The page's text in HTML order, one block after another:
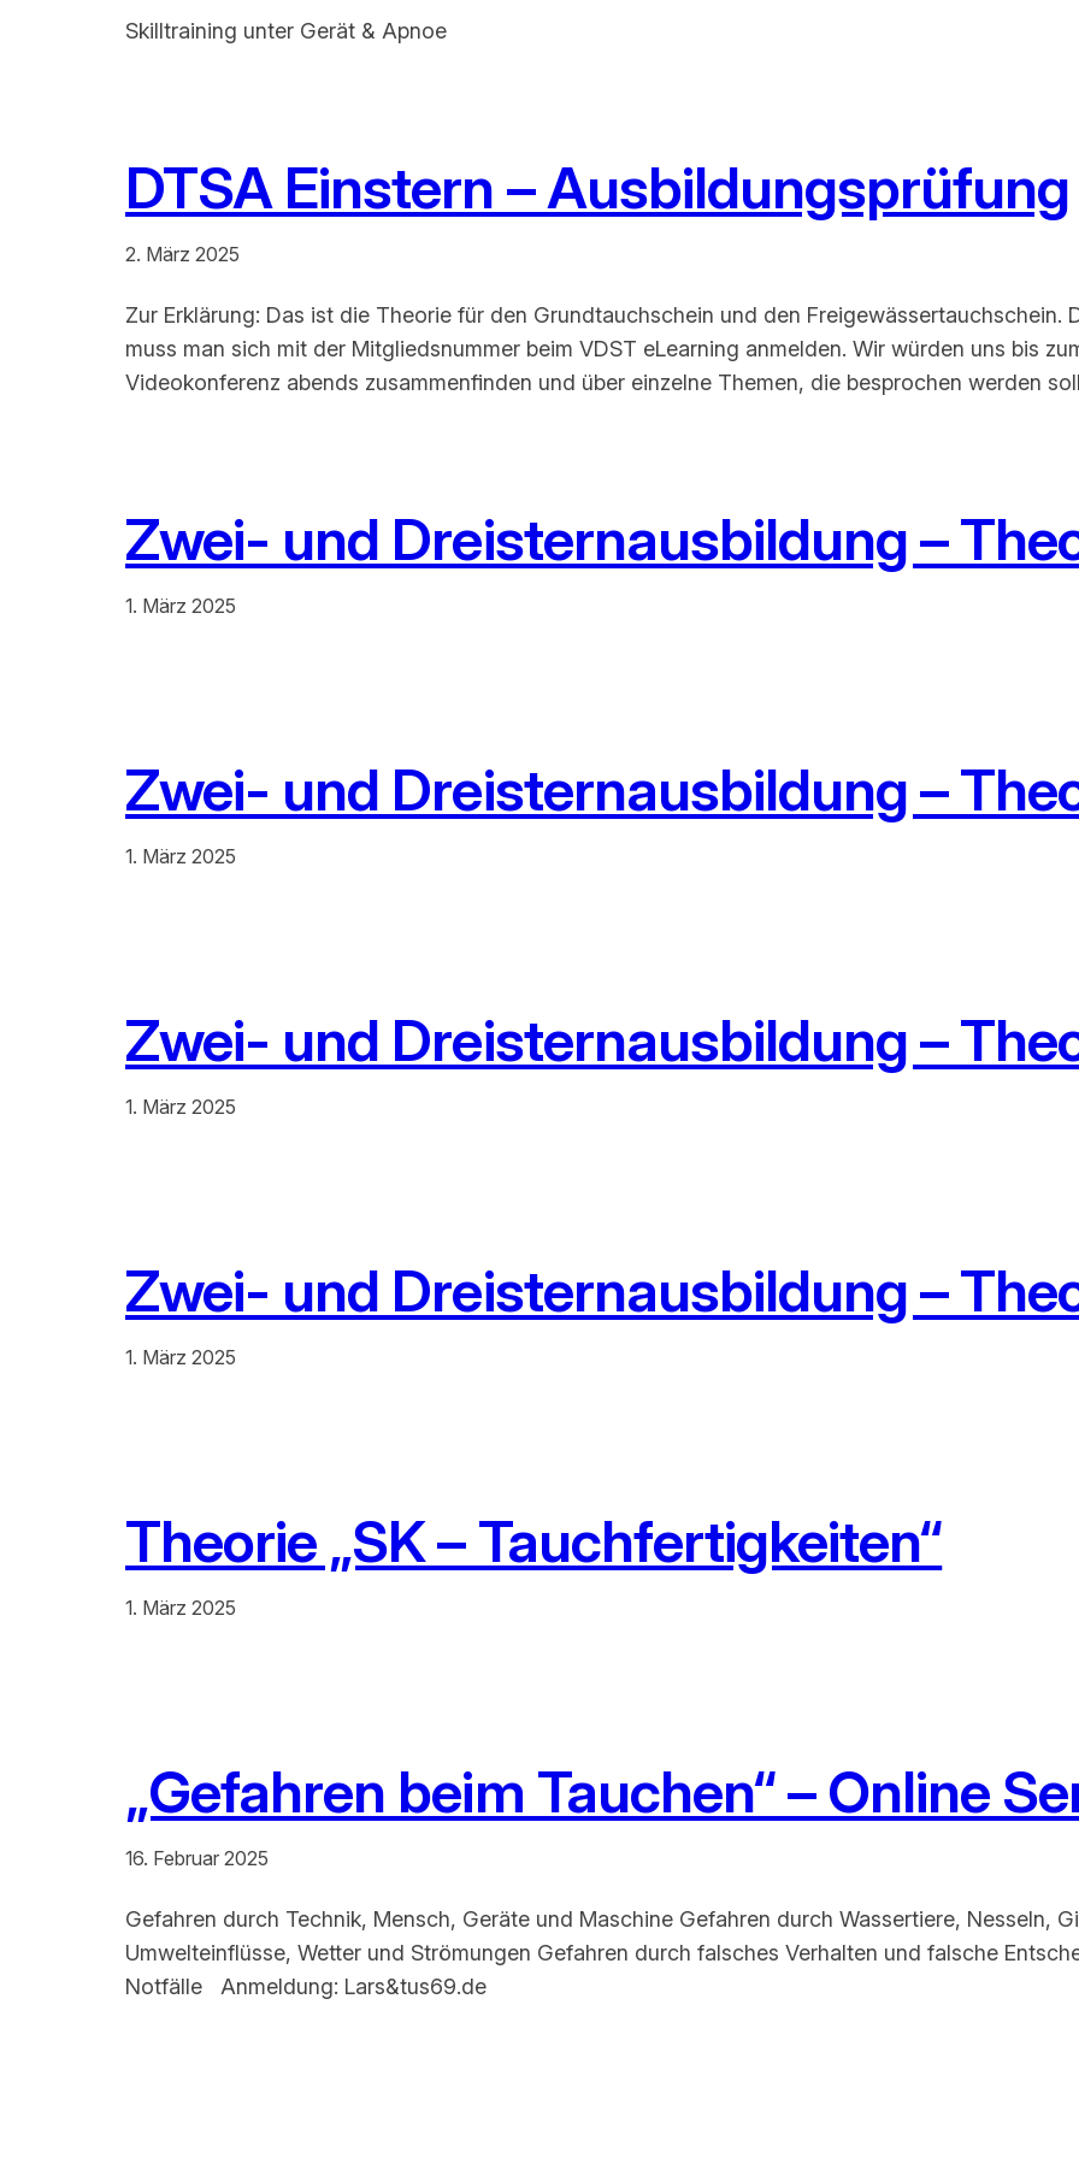
Skilltraining unter Gerät & Apnoe
DTSA Einstern – Ausbildungsprüfung
2. März 2025
Zur Erklärung: Das ist die Theorie für den Grundtauchschein und den Freigewässertauchschein.
muss man sich mit der Mitgliedsnummer beim VDST eLearning anmelden. Wir würden uns bis
Videokonferenz abends zusammenfinden und über einzelne Themen, die besprochen werden
Zwei- und Dreisternausbildung –
1. März 2025
Zwei- und Dreisternausbildung –
1. März 2025
Zwei- und Dreisternausbildung –
1. März 2025
Zwei- und Dreisternausbildung –
1. März 2025
Theorie „SK – Tauchfertigkeiten“
1. März 2025
„Gefahren beim Tauchen“ – Online
16. Februar 2025
Gefahren durch Technik, Mensch, Geräte und Maschine Gefahren durch Wassertiere, Nesseln,
Umwelteinflüsse, Wetter und Strömungen Gefahren durch falsches Verhalten und falsche
Notfälle Anmeldung: Lars&tus69.de